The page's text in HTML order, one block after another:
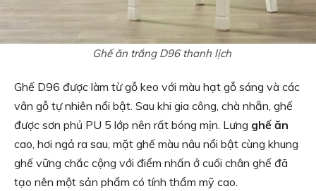
Ghế ăn trắng D96 thanh lịch
Ghế D96 được làm từ gỗ keo với màu hạt gỗ sáng và các
vân gỗ tự nhiên nổi bật. Sau khi gia công, chà nhẵn, ghế
được sơn phủ PU 5 lớp nên rất bóng mịn. Lưng ghế ăn
cao, hơi ngả ra sau, mặt ghế màu nâu nổi bật cùng khung
ghế vững chắc cộng với điểm nhấn ở cuối chân ghế đã
tạo nên một sản phẩm có tính thẩm mỹ cao.